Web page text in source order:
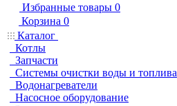
Избранные товары 0
Корзина 0
Каталог
Котлы
Запчасти
Системы очистки воды и топлива
Водонагреватели
Насосное оборудование